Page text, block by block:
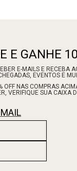
E GANHE
E-MAILS E RECEBA
EVENTOS E
OFF NAS COMPRAS
VERIFIQUE SUA CAIXA